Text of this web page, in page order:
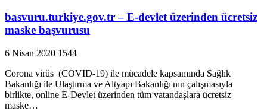
basvuru.turkiye.gov.tr – E-devlet üzerinden ücretsiz
maske başvurusu
6 Nisan 2020 1544
Corona virüs (COVID-19) ile mücadele kapsamında Sağlık
Bakanlığı ile Ulaştırma ve Altyapı Bakanlığı'nın çalışmasıyla
birlikte, online E-Devlet üzerinden tüm vatandaşlara ücretsiz
maske…